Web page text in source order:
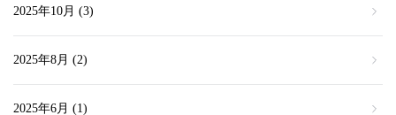
2025年10月 (3)
2025年8月 (2)
2025年6月 (1)